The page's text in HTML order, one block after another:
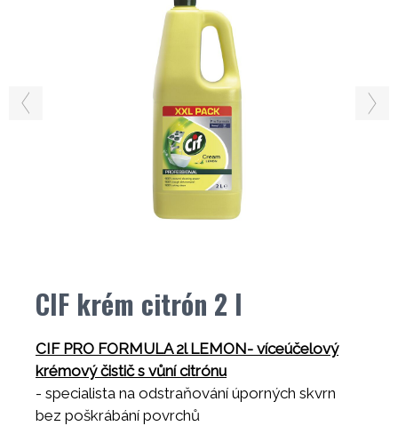
CIF krém citrón 2 l
CIF PRO FORMULA 2l LEMON- víceúčelový
krémový čistič s vůní citrónu
- specialista na odstraňování úporných skvrn
bez poškrábání povrchů